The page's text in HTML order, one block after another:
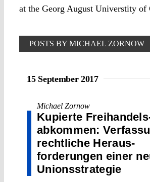
at the Georg August Universtity of
POSTS BY MICHAEL ZORNOW
15 September 2017
Michael Zornow
Kupierte
abkommen:
rechtliche Heraus­
forderungen einer
Unionsstrategie